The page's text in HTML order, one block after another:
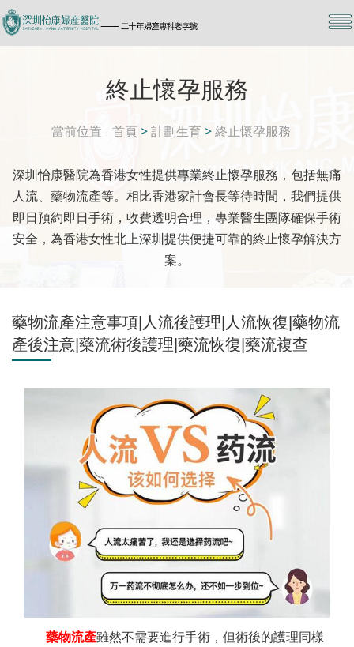
終止懷孕服務
當前位置 首頁 >計劃生育>終止懷孕服務
深圳怡康醫院為香港女性提供專業終止懷孕服務，包括無痛
人流、藥物流產等。相比香港家計會長等待時間，我們提供
即日預約即日手術，收費透明合理，專業醫生團隊確保手術
安全，為香港女性北上深圳提供便捷可靠的終止懷孕解決方
案。
藥物流產注意事項|人流後護理|人流恢復|藥物流
產後注意|藥流術後護理|藥流恢復|藥流複查
藥物流產雖然不需要進行手術，但術後的護理同樣